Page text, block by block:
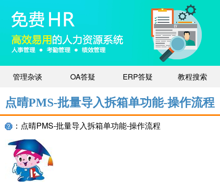
管理杂谈 OA答疑 ERP答疑 教程搜索
点晴PMS-批量导入拆箱单功能-操作流程
：点晴PMS-批量导入拆箱单功能-操作流程